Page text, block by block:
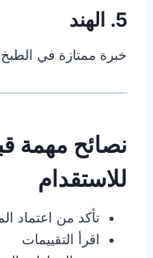
5. الهند
خبرة ممتازة في الطبخ
نصائح مهمة
للاستقدام
تأكد من اعتماد
اقرأ التقييمات